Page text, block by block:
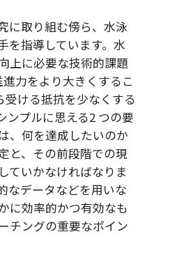
に取り組む傍ら、水泳
を指導しています。水
上に必要な技術的課題
力をより大きくするこ
受ける抵抗を少なくする
ンプルに思える2 つの要
、何を達成したいのか
と、その前段階での現
ていかなければなりま
なデータなどを用いな
に効率的かつ有効なも
チングの重要なポイン